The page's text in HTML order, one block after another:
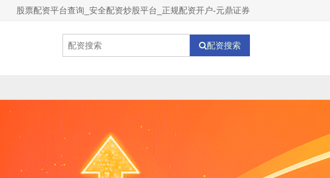
股票配资平台查询_安全配资炒股平台_正规配资开户-元鼎证券
配资搜索